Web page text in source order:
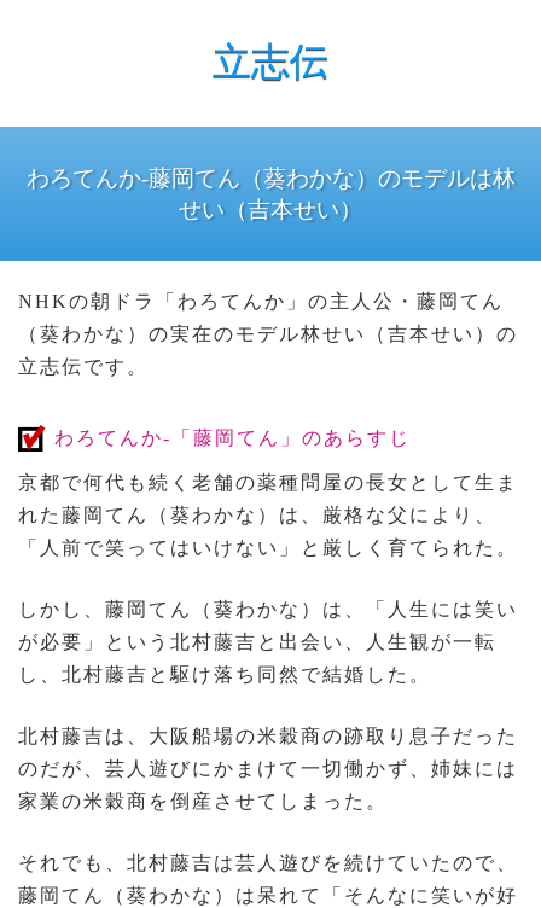
立志伝
わろてんか-藤岡てん（葵わかな）のモデルは林
せい（吉本せい）
NHKの朝ドラ「わろてんか」の主人公・藤岡てん
（葵わかな）の実在のモデル林せい（吉本せい）の
立志伝です。
わろてんか-「藤岡てん」のあらすじ
京都で何代も続く老舗の薬種問屋の長女として生ま
れた藤岡てん（葵わかな）は、厳格な父により、
「人前で笑ってはいけない」と厳しく育てられた。
しかし、藤岡てん（葵わかな）は、「人生には笑い
が必要」という北村藤吉と出会い、人生観が一転
し、北村藤吉と駆け落ち同然で結婚した。
北村藤吉は、大阪船場の米穀商の跡取り息子だった
のだが、芸人遊びにかまけて一切働かず、姉妹には
家業の米穀商を倒産させてしまった。
それでも、北村藤吉は芸人遊びを続けていたので、
藤岡てん（葵わかな）は呆れて「そんなに笑いが好